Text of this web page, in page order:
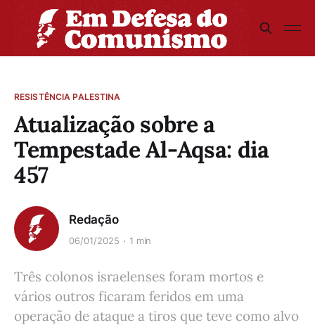
RESISTÊNCIA PALESTINA
Atualização sobre a
Tempestade Al-Aqsa: dia
457
Redação
06/01/2025 1 min
Três colonos israelenses foram mortos e
vários outros ficaram feridos em uma
operação de ataque a tiros que teve como alvo